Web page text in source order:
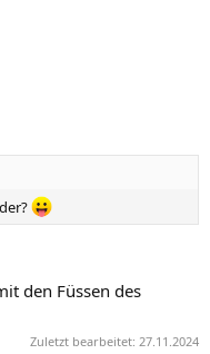
den Füssen des
Zuletzt bearbeitet: 27.11.2024